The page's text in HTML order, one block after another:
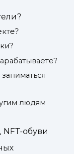
людям
обуви